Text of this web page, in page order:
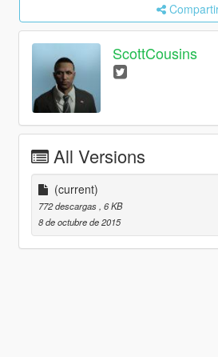
ScottCousins
All Versions
(current)
772 descargas , 6 KB
8 de octubre de 2015